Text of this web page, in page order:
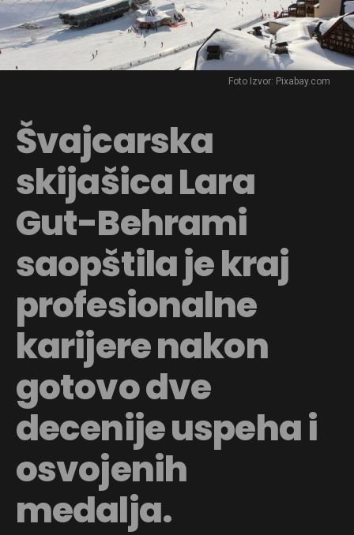
Foto Izvor: Pixabay.com
Švajcarska
skijašica Lara
Gut-Behrami
saopštila je kraj
profesionalne
karijere nakon
gotovo dve
decenije uspeha i
osvojenih
medalja.